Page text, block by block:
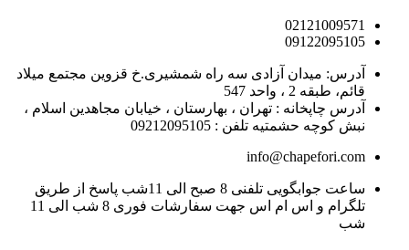
02121009571
09122095105
آدرس: میدان آزادی سه راه شمشیری.خ قزوین مجتمع میلاد
قائم، طبقه 2 ، واحد 547
آدرس چاپخانه : تهران ، بهارستان ، خیابان مجاهدین اسلام ،
نبش کوچه حشمتیه تلفن : 09212095105
info@chapefori.com
ساعت جوابگویی تلفنی 8 صبح الی 11شب پاسخ از طریق
تلگرام و اس ام اس جهت سفارشات فوری 8 شب الی 11
شب